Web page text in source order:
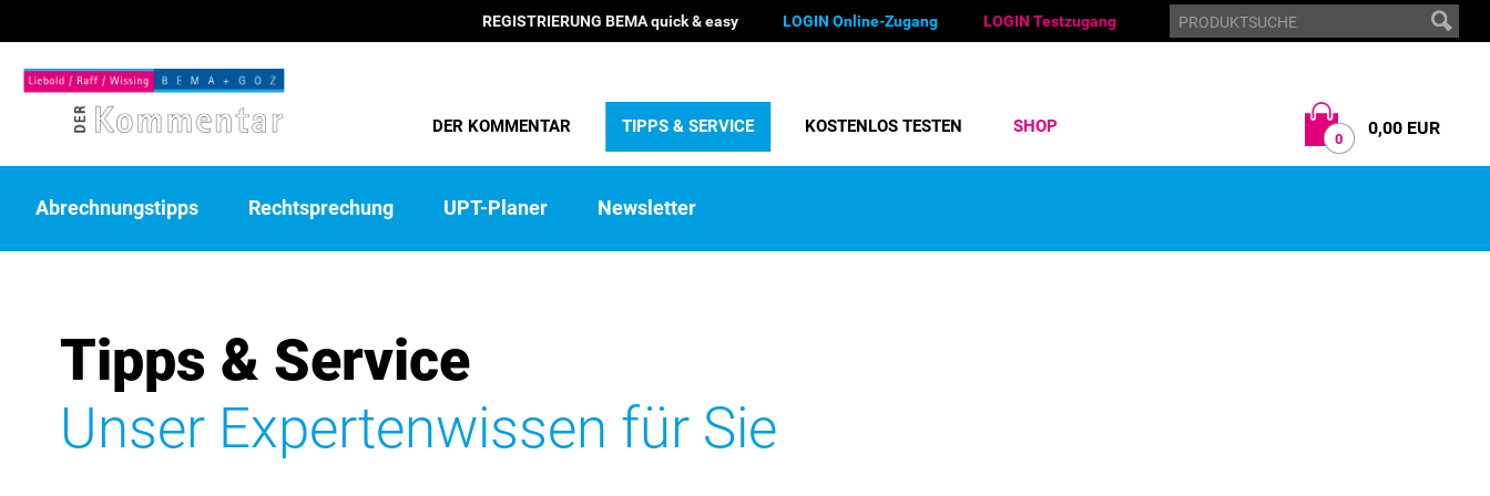
REGISTRIERUNG BEMA quick & easy LOGIN Online-Zugang LOGIN Testzugang
DER KOMMENTAR TIPPS & SERVICE KOSTENLOS TESTEN SHOP
0 0,00 EUR
Abrechnungstipps Rechtsprechung UPT-Planer Newsletter
Tipps & Service
Unser Expertenwissen für Sie